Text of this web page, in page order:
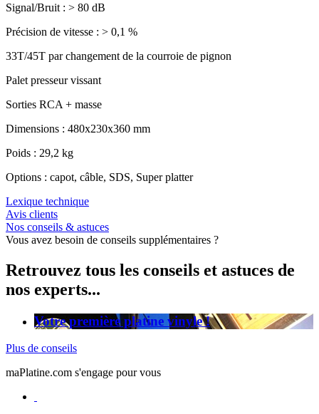
Signal/Bruit : > 80 dB
Précision de vitesse : > 0,1 %
33T/45T par changement de la courroie de pignon
Palet presseur vissant
Sorties RCA + masse
Dimensions : 480x230x360 mm
Poids : 29,2 kg
Options : capot, câble, SDS, Super platter
Lexique technique
Avis clients
Nos conseils & astuces
Vous avez besoin de conseils supplémentaires ?
Retrouvez tous les conseils et astuces de
nos experts...
Votre première platine vinyle !
Plus de conseils
maPlatine.com s'engage pour vous